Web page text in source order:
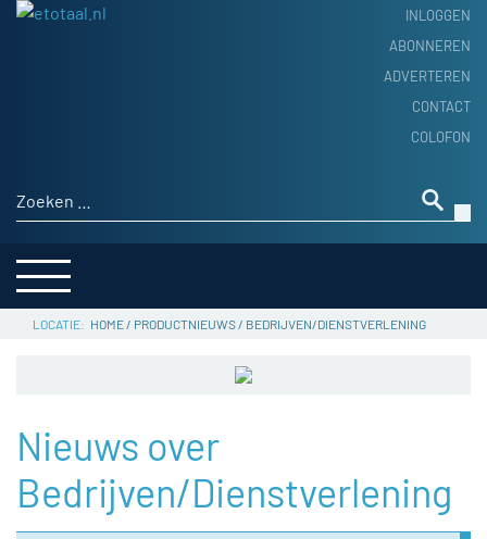
INLOGGEN
ABONNEREN
ADVERTEREN
CONTACT
COLOFON
Zoeken naar:
LEVERANCIERSGIDS
SERVICE
HOME/ PRODUCTNIEUWS/ BEDRIJVEN/DIENSTVERLENING
Nieuws over
Bedrijven/Dienstverlening